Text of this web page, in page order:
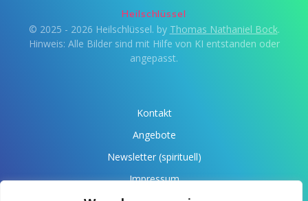
Heilschlüssel
© 2025 - 2026 Heilschlüssel. by Thomas Nathaniel Bock.
Hinweis: Alle Bilder sind mit Hilfe von KI entstanden oder
angepasst.
Kontakt
Angebote
Newsletter (spirituell)
Impressum